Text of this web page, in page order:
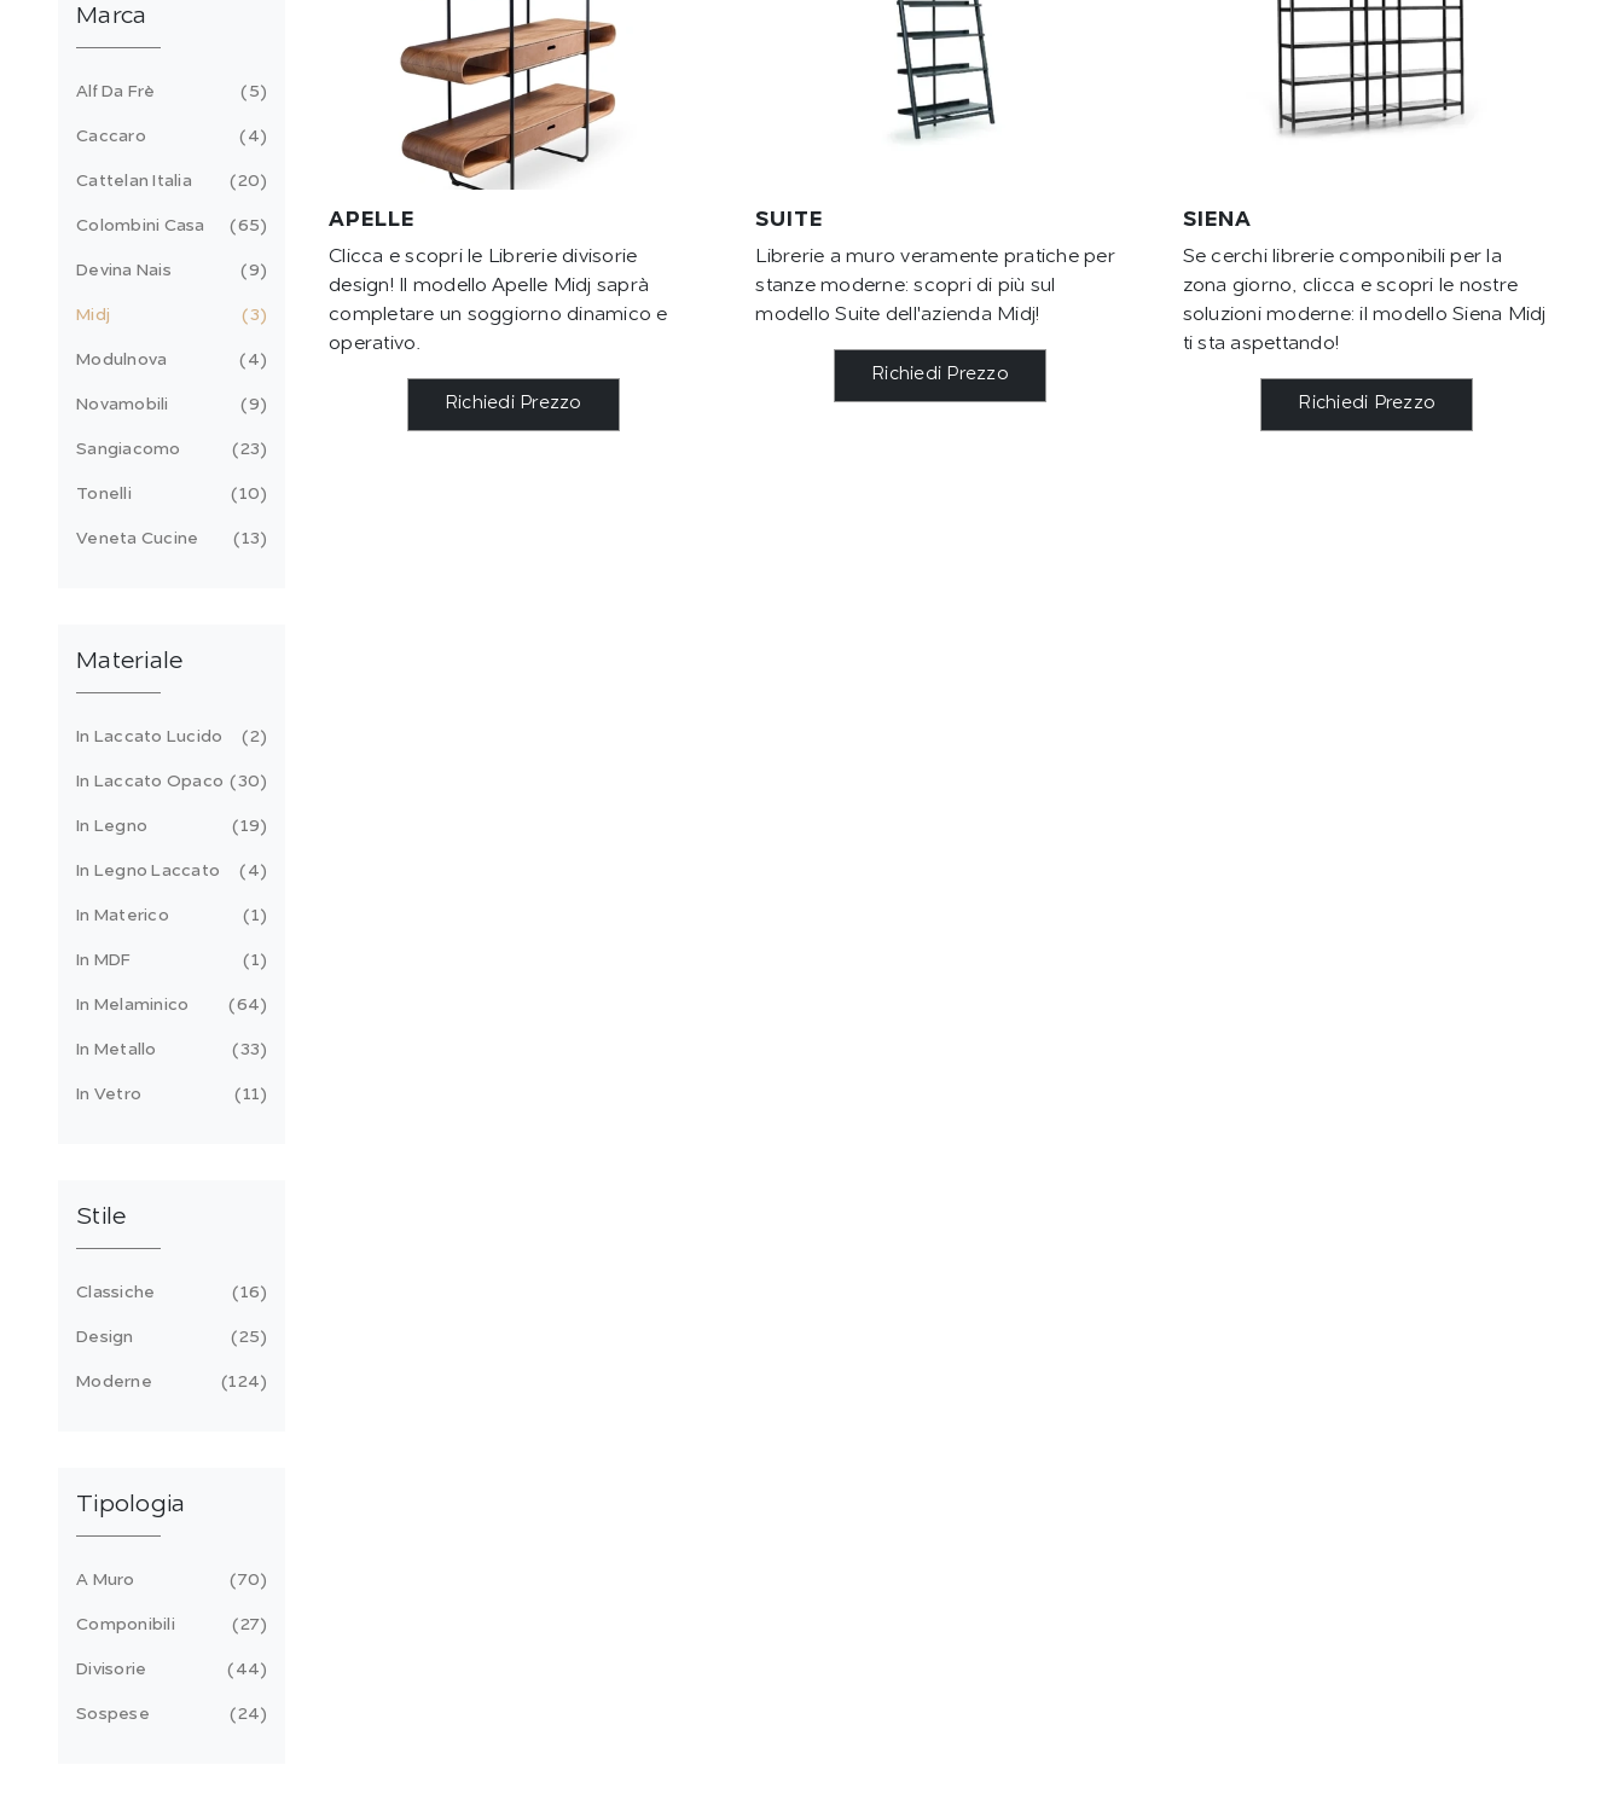
APELLE
Clicca e scopri le Librerie divisorie
design! Il modello Apelle Midj saprà
completare un soggiorno dinamico e
operativo.
Richiedi Prezzo
SUITE
Librerie a muro veramente pratiche per
stanze moderne: scopri di più sul
modello Suite dell'azienda Midj!
Richiedi Prezzo
SIENA
Se cerchi librerie componibili per la
zona giorno, clicca e scopri le nostre
soluzioni moderne: il modello Siena Midj
ti sta aspettando!
Richiedi Prezzo
Marca
Alf Da Frè 5
Caccaro 4
Cattelan Italia 20
Colombini Casa 65
Devina Nais 9
Midj 3
Modulnova 4
Novamobili 9
Sangiacomo 23
Tonelli 10
Veneta Cucine 13
Materiale
In Laccato Lucido 2
In Laccato Opaco 30
In Legno 19
In Legno Laccato 4
In Materico 1
In MDF 1
In Melaminico 64
In Metallo 33
In Vetro 11
Stile
Classiche 16
Design 25
Moderne 124
Tipologia
A Muro 70
Componibili 27
Divisorie 44
Sospese 24